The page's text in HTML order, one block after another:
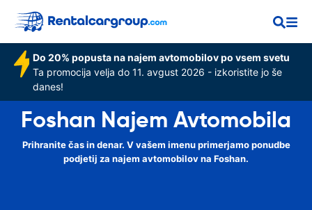
Do 20% popusta na najem avtomobilov po vsem svetu
Ta promocija velja do 11. avgust 2026 - izkoristite jo še
danes!
Foshan Najem Avtomobila
Prihranite čas in denar. V vašem imenu primerjamo ponudbe
podjetij za najem avtomobilov na Foshan.